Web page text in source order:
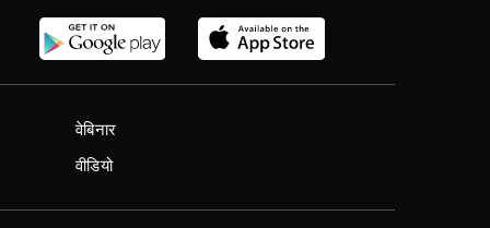
वेबिनार
वीडियो